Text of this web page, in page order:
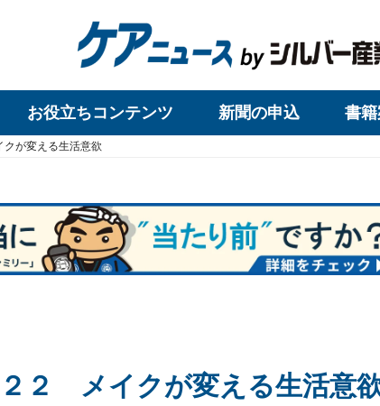
お役立ちコンテンツ 新聞の申込 書
が変える生活意欲
２ メイクが変える生活意